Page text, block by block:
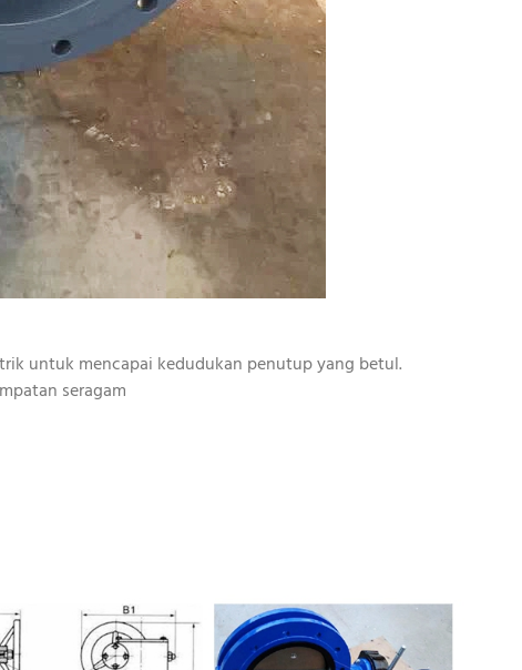
untuk mencapai kedudukan penutup yang betul.
seragam